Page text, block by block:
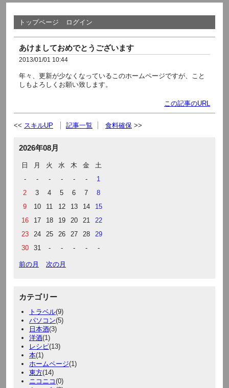
トップページ ログイン
あけましておめでとうございます
2013/01/01 10:44
年々、更新が少なくなっているこのホームページですが、こと
しもよろしくお願い致します。
この記事のURL
スキルUP 記事一覧 食料確保
2026年08月
日 月 火 水 木 金
土
-
- - - - -
1
2
3 4 5 6 7
8
9
10 11 12 13 14
15
16
17 18 19 20 21
22
23
24 25 26 27 28
29
30
31 - - - - -
前の月 次の月
カテゴリー
トラベル(9)
パソコン(5)
日本酒(3)
洋酒(1)
レシピ(13)
本(1)
ホームページ(1)
東方(14)
ニコニコ(0)